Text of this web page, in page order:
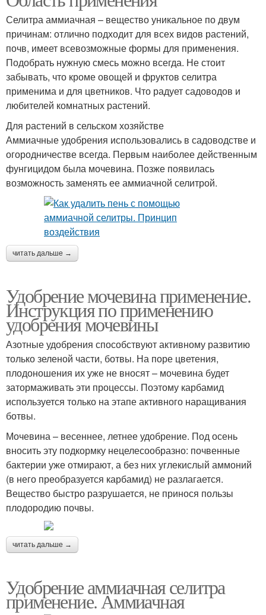
Селитра аммиачная – вещество уникальное по двум
причинам: отлично подходит для всех видов растений,
почв, имеет всевозможные формы для применения.
Подобрать нужную смесь можно всегда. Не стоит
забывать, что кроме овощей и фруктов селитра
применима и для цветников. Что радует садоводов и
любителей комнатных растений.
Для растений в сельском хозяйстве
Аммиачные удобрения использовались в садоводстве и
огородничестве всегда. Первым наиболее действенным
фунгицидом была мочевина. Позже появилась
возможность заменять ее аммиачной селитрой.
читать дальше →
Удобрение мочевина применение.
Инструкция по применению
удобрения мочевины
Азотные удобрения способствуют активному развитию
только зеленой части, ботвы. На поре цветения,
плодоношения их уже не вносят – мочевина будет
затормаживать эти процессы. Поэтому карбамид
используется только на этапе активного наращивания
ботвы.
Мочевина – весеннее, летнее удобрение. Под осень
вносить эту подкормку нецелесообразно: почвенные
бактерии уже отмирают, а без них углекислый аммоний
(в него преобразуется карбамид) не разлагается.
Вещество быстро разрушается, не принося пользы
плодородию почвы.
читать дальше →
Удобрение аммиачная селитра
применение. Аммиачная